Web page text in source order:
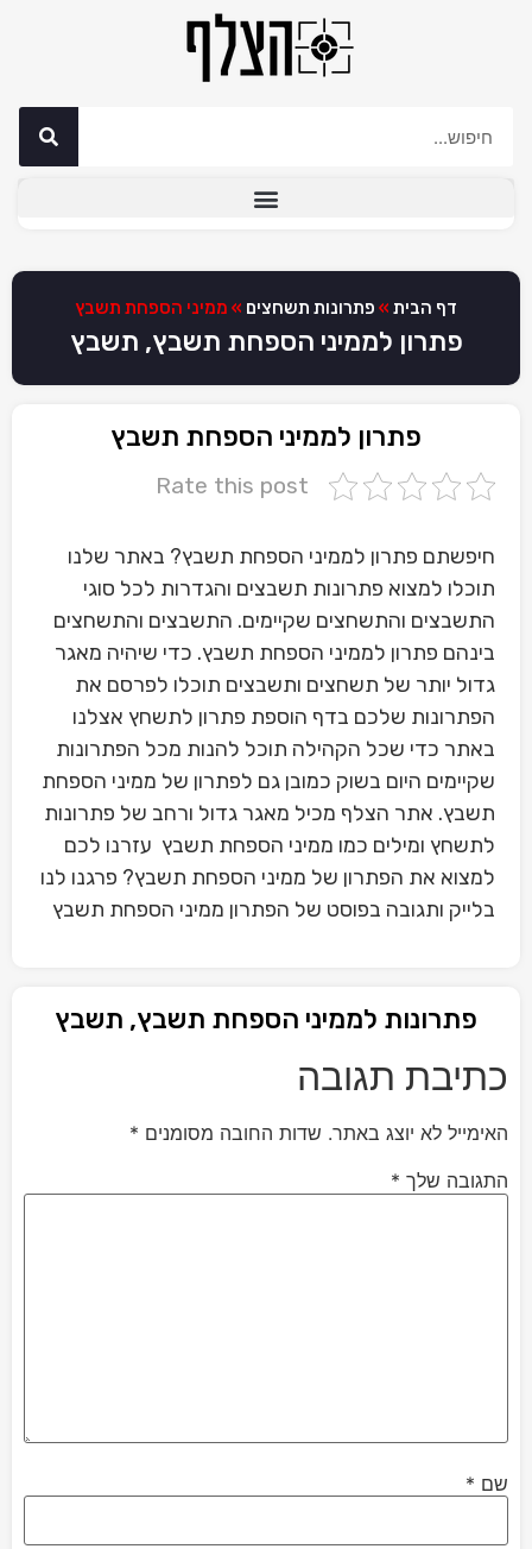
דף הבית » פתרונות תשחצים » ממיני הספחת תשבץ
פתרון לממיני הספחת תשבץ, תשבץ
פתרון לממיני הספחת תשבץ
Rate this post
חיפשתם פתרון לממיני הספחת תשבץ? באתר שלנו
תוכלו למצוא פתרונות תשבצים והגדרות לכל סוגי
התשבצים והתשחצים שקיימים. התשבצים והתשחצים
בינהם פתרון לממיני הספחת תשבץ. כדי שיהיה מאגר
גדול יותר של תשחצים ותשבצים תוכלו לפרסם את
הפתרונות שלכם בדף הוספת פתרון לתשחץ אצלנו
באתר כדי שכל הקהילה תוכל להנות מכל הפתרונות
שקיימים היום בשוק כמובן גם לפתרון של ממיני הספחת
תשבץ. אתר הצלף מכיל מאגר גדול ורחב של פתרונות
לתשחץ ומילים כמו ממיני הספחת תשבץ עזרנו לכם
למצוא את הפתרון של ממיני הספחת תשבץ? פרגנו לנו
בלייק ותגובה בפוסט של הפתרון ממיני הספחת תשבץ
פתרונות לממיני הספחת תשבץ, תשבץ
כתיבת תגובה
האימייל לא יוצג באתר. שדות החובה מסומנים *
התגובה שלך *
שם *